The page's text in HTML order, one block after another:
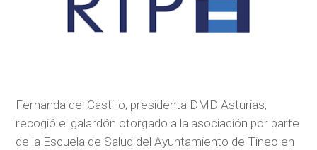
Fernanda del Castillo, presidenta DMD Asturias,
recogió el galardón otorgado a la asociación por parte
de la Escuela de Salud del Ayuntamiento de Tineo en